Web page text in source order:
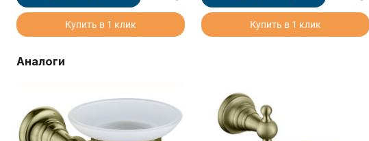
Купить в 1 клик Купить в 1 клик
Аналоги